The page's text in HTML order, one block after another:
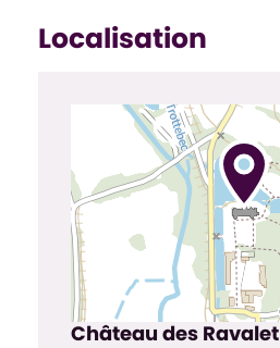
Localisation
Château des Ravalet